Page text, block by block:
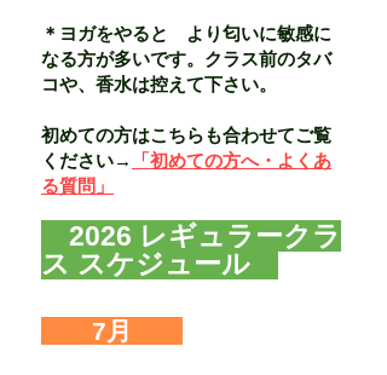
＊ヨガをやると より匂いに敏感に
なる方が多いです。クラス前のタバ
コや、香水は控えて下さい。
初めての方はこちらも合わせてご覧
ください→
「初めての方へ・よくあ
る質問」
​ 2026 レギュラークラ
ス スケジュール
​ 7月